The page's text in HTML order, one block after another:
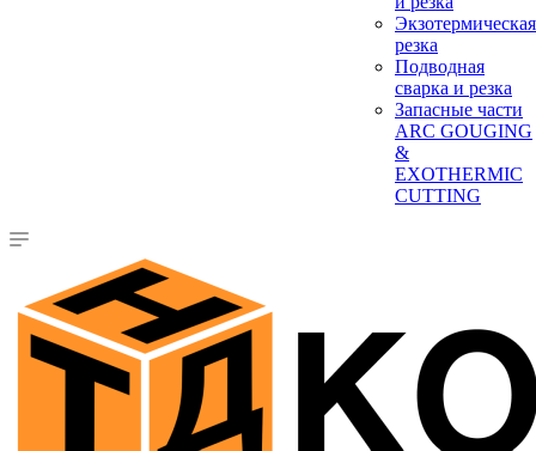
Экзотермическая
резка
Подводная
сварка и резка
Запасные части
ARC GOUGING
&
EXOTHERMIC
CUTTING